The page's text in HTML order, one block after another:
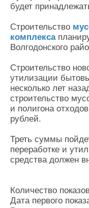
будет
Строительство
комплекса
Волгодонского
Строительство
утилизации
несколько лет
строительство
и полигона
рублей.
Треть суммы
переработке и
средства должен
Количество
Дата первого